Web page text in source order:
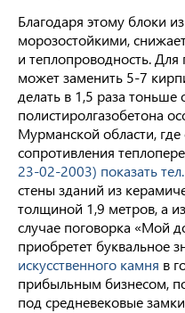
Благодаря этому блоки
морозостойкими,
и теплопроводность.
может заменить 5-7
делать в 1,5 раза
полистиролгазобетона
Мурманской области,
сопротивления
23-02-2003) показать тел.
стены зданий из
толщиной 1,9 метров, а
случае поговорка «Мой
приобретет буквальное
искусственного камня в
прибыльным бизнесом,
под средневековые